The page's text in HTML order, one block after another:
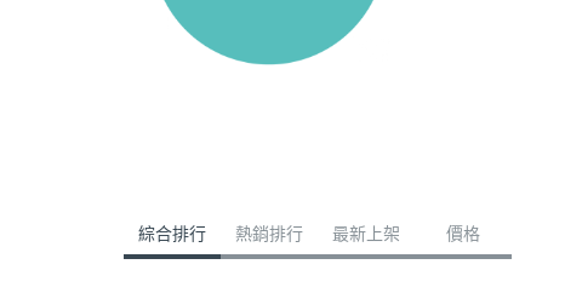
綜合排行 熱銷排行 最新上架 價格